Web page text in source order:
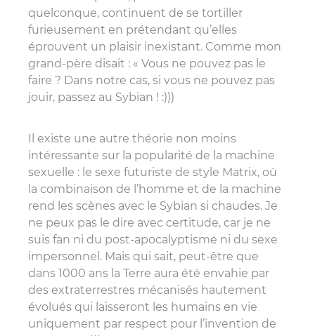
quelconque, continuent de se tortiller
furieusement en prétendant qu’elles
éprouvent un plaisir inexistant. Comme mon
grand-père disait : « Vous ne pouvez pas le
faire ? Dans notre cas, si vous ne pouvez pas
jouir, passez au Sybian ! :)))
Il existe une autre théorie non moins
intéressante sur la popularité de la machine
sexuelle : le sexe futuriste de style Matrix, où
la combinaison de l’homme et de la machine
rend les scènes avec le Sybian si chaudes. Je
ne peux pas le dire avec certitude, car je ne
suis fan ni du post-apocalyptisme ni du sexe
impersonnel. Mais qui sait, peut-être que
dans 1000 ans la Terre aura été envahie par
des extraterrestres mécanisés hautement
évolués qui laisseront les humains en vie
uniquement par respect pour l’invention de